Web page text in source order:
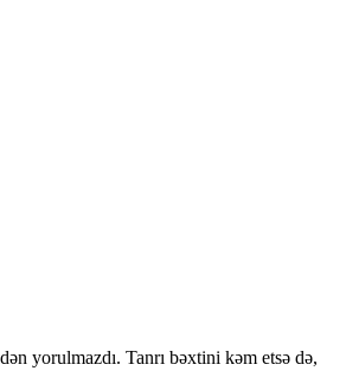
yorulmazdı. Tanrı bəxtini kəm etsə də,